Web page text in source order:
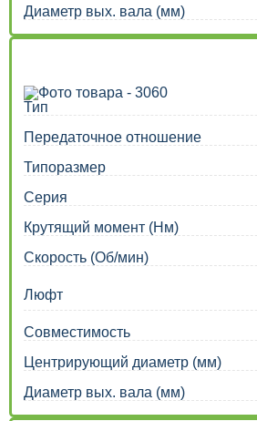
Диаметр вых. вала (мм)
Тип
Передаточное отношение
Типоразмер
Серия
Крутящий момент (Нм)
Скорость (Об/мин)
Люфт
Совместимость
Центрирующий диаметр (мм)
Диаметр вых. вала (мм)